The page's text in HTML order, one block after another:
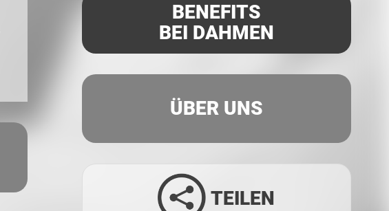
BENEFITS
BEI DAHMEN
ÜBER UNS
TEILEN